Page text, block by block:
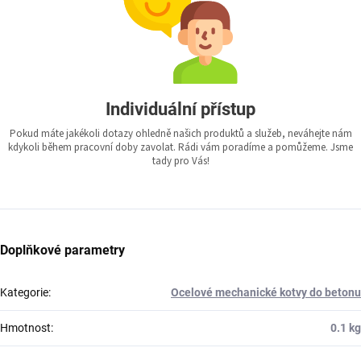
Individuální přístup
Pokud máte jakékoli dotazy ohledně našich produktů a služeb, neváhejte nám
kdykoli během pracovní doby zavolat. Rádi vám poradíme a pomůžeme. Jsme
tady pro Vás!
Doplňkové parametry
Kategorie: Ocelové mechanické kotvy do betonu
Hmotnost: 0.1 kg